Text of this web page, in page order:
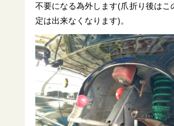
不要になる為外します(爪折り後はこ
定は出来なくなります)。